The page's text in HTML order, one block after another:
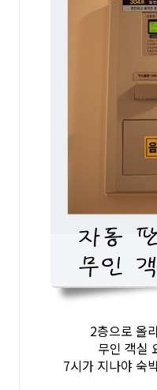
2층으로 올
무인 객실
7시가 지나야 숙